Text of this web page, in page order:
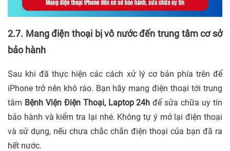
2.7. Mang điện thoại bị vô nước đến trung tâm cơ sở
bảo hành
Sau khi đã thực hiện các cách xử lý cơ bản phía trên để
iPhone trở nên khô ráo. Bạn hãy mang điện thoại tới trung
tâm Bệnh Viện Điện Thoại, Laptop 24hđể sửa chữa uy tín
bảo hành và kiểm tra lại nhé. Không tự ý mở lại điện thoại
và sử dụng, nếu chưa chắc chắn điện thoại của bạn đã ra
hết nước.